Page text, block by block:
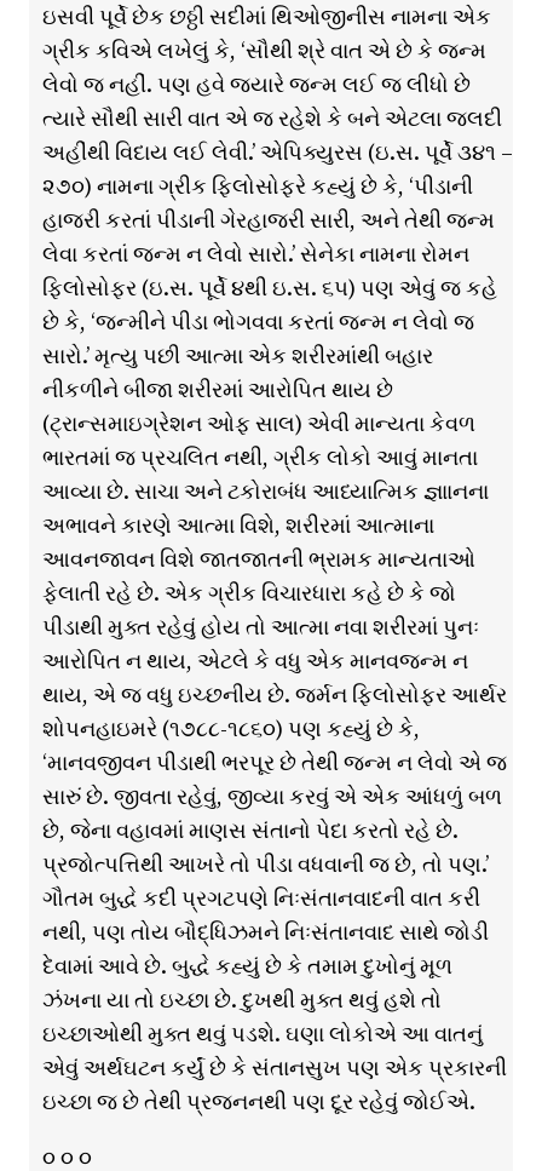
ઇસવી પૂર્વે છેક છઠ્ઠી સદીમાં થિઓજીનીસ નામના એક
ગ્રીક કવિએ લખેલું કે, ‘સૌથી શ્રે વાત એ છે કે જન્મ
લેવો જ નહીં. પણ હવે જ્યારે જન્મ લઈ જ લીધો છે
ત્યારે સૌથી સારી વાત એ જ રહેશે કે બને એટલા જલદી
અહીંથી વિદાય લઈ લેવી.’ એપિક્યુરસ (ઇ.સ. પૂર્વે ૩૪૧ –
૨૭૦) નામના ગ્રીક ફિલોસોફરે કહ્યું છે કે, ‘પીડાની
હાજરી કરતાં પીડાની ગેરહાજરી સારી, અને તેથી જન્મ
લેવા કરતાં જન્મ ન લેવો સારો.’ સેનેકા નામના રોમન
ફિલોસોફર (ઇ.સ. પૂર્વે ૪થી ઇ.સ. ૬૫) પણ એવું જ કહે
છે કે, ‘જન્મીને પીડા ભોગવવા કરતાં જન્મ ન લેવો જ
સારો.’ મૃત્યુ પછી આત્મા એક શરીરમાંથી બહાર
નીકળીને બીજા શરીરમાં આરોપિત થાય છે
(ટ્રાન્સમાઇગ્રેશન ઓફ સાલ) એવી માન્યતા કેવળ
ભારતમાં જ પ્રચલિત નથી, ગ્રીક લોકો આવું માનતા
આવ્યા છે. સાચા અને ટકોરાબંધ આધ્યાત્મિક જ્ઞાાનના
અભાવને કારણે આત્મા વિશે, શરીરમાં આત્માના
આવનજાવન વિશે જાતજાતની ભ્રામક માન્યતાઓ
ફેલાતી રહે છે. એક ગ્રીક વિચારધારા કહે છે કે જો
પીડાથી મુક્ત રહેવું હોય તો આત્મા નવા શરીરમાં પુનઃ
આરોપિત ન થાય, એટલે કે વધુ એક માનવજન્મ ન
થાય, એ જ વધુ ઇચ્છનીય છે. જર્મન ફિલોસોફર આર્થર
શોપનહાઇમરે (૧૭૮૮-૧૮૬૦) પણ કહ્યું છે કે,
‘માનવજીવન પીડાથી ભરપૂર છે તેથી જન્મ ન લેવો એ જ
સારું છે. જીવતા રહેવું, જીવ્યા કરવું એ એક આંધળું બળ
છે, જેના વહાવમાં માણસ સંતાનો પેદા કરતો રહે છે.
પ્રજોત્પત્તિથી આખરે તો પીડા વધવાની જ છે, તો પણ.’
ગૌતમ બુદ્ધે કદી પ્રગટપણે નિઃસંતાનવાદની વાત કરી
નથી, પણ તોય બૌદ્ધિઝમને નિઃસંતાનવાદ સાથે જોડી
દેવામાં આવે છે. બુદ્ધે કહ્યું છે કે તમામ દુખોનું મૂળ
ઝંખના યા તો ઇચ્છા છે. દુખથી મુક્ત થવું હશે તો
ઇચ્છાઓથી મુક્ત થવું પડશે. ઘણા લોકોએ આ વાતનું
એવું અર્થઘટન કર્યું છે કે સંતાનસુખ પણ એક પ્રકારની
ઇચ્છા જ છે તેથી પ્રજનનથી પણ દૂર રહેવું જોઈએ.
૦ ૦ ૦